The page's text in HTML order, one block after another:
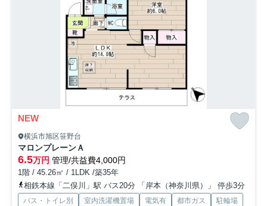
NEW
横浜市旭区笹野台
マロンプレーンＡ
6.5万円 管理/共益費4,000円
1階 / 45.26㎡ / 1LDK /築35年
相鉄本線「二俣川」駅 バス20分 「岸本（神奈川県）」 停歩3分
バス・トイレ別 室内洗濯機置場 電気有 都市ガス
駐輪場